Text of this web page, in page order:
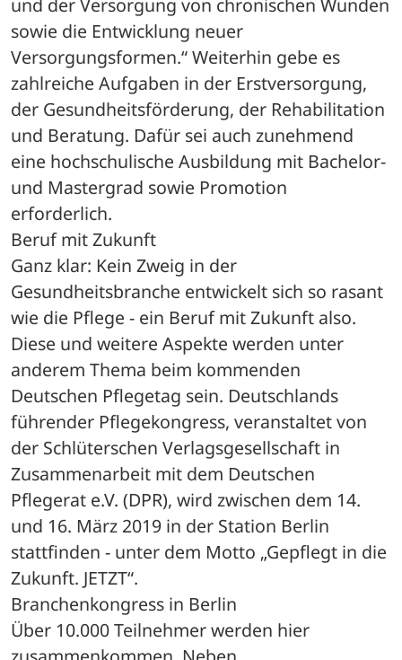
und der Versorgung von chronischen Wunden
sowie die Entwicklung neuer
Versorgungsformen.“ Weiterhin gebe es
zahlreiche Aufgaben in der Erstversorgung,
der Gesundheitsförderung, der Rehabilitation
und Beratung. Dafür sei auch zunehmend
eine hochschulische Ausbildung mit Bachelor-
und Mastergrad sowie Promotion
erforderlich.
Beruf mit Zukunft
Ganz klar: Kein Zweig in der
Gesundheitsbranche entwickelt sich so rasant
wie die Pflege - ein Beruf mit Zukunft also.
Diese und weitere Aspekte werden unter
anderem Thema beim kommenden
Deutschen Pflegetag sein. Deutschlands
führender Pflegekongress, veranstaltet von
der Schlüterschen Verlagsgesellschaft in
Zusammenarbeit mit dem Deutschen
Pflegerat e.V. (DPR), wird zwischen dem 14.
und 16. März 2019 in der Station Berlin
stattfinden - unter dem Motto „Gepflegt in die
Zukunft. JETZT“.
Branchenkongress in Berlin
Über 10.000 Teilnehmer werden hier